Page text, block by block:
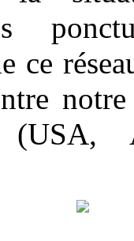
ce
notre
(USA,